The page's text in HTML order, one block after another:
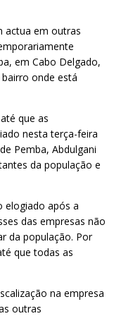
actua em outras
em Cabo Delgado,
onde está
que as
nesta terça-feira
Pemba, Abdulgani
da população e
elogiado após a
das empresas não
da população. Por
que todas as
na empresa
outras